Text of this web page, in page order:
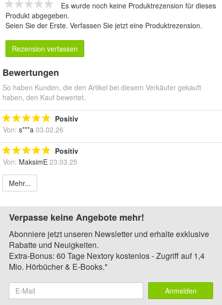
Es wurde noch keine Produktrezension für dieses
Produkt abgegeben.
Seien Sie der Erste. Verfassen Sie jetzt eine Produktrezension.
Rezension verfassen
Bewertungen
So haben Kunden, die den Artikel bei diesem Verkäufer gekauft
haben, den Kauf bewertet.
Positiv
Von: s***a 03.02.26
Positiv
Von: MaksimE 23.03.25
Mehr...
Verpasse keine Angebote mehr!
Abonniere jetzt unseren Newsletter und erhalte exklusive
Rabatte und Neuigkeiten.
Extra-Bonus: 60 Tage Nextory kostenlos - Zugriff auf 1,4
Mio. Hörbücher & E-Books.*
Anmelden